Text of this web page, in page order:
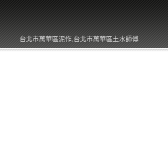
台北市萬華區泥作,台北市萬華區土水師傅